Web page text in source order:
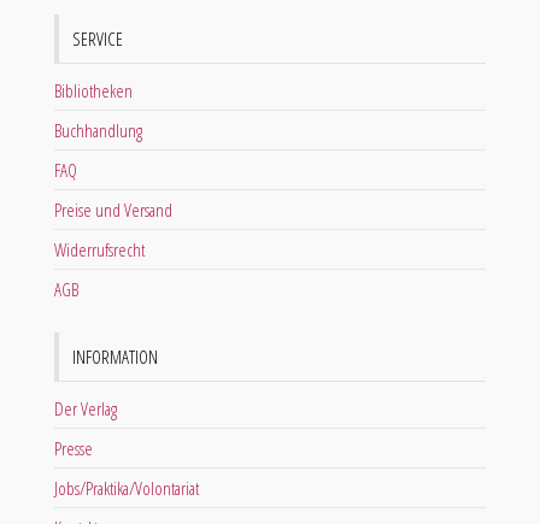
SERVICE
Bibliotheken
Buchhandlung
FAQ
Preise und Versand
Widerrufsrecht
AGB
INFORMATION
Der Verlag
Presse
Jobs/Praktika/Volontariat